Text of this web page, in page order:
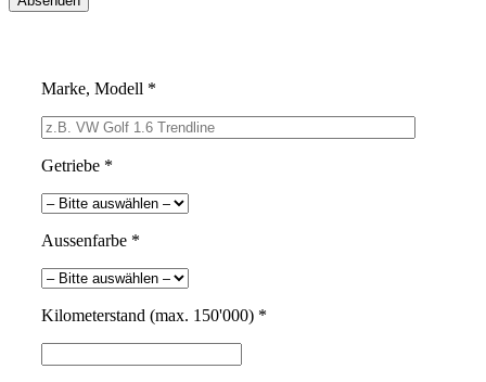
Marke, Modell *
Getriebe *
Aussenfarbe *
Kilometerstand (max. 150'000) *